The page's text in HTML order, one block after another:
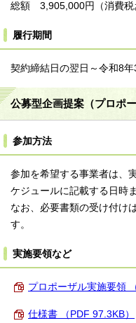
総額 3,905,000円（消費税
履行期間
契約締結日の翌日～令和8年
公募型企画提案（プロポー
参加方法
参加を希望する事業者は、
ケジュールに記載する日時
なお、必要書類の受け付け
す。
実施要領など
プロポーザル実施要領
仕様書 （PDF 97.3KB）